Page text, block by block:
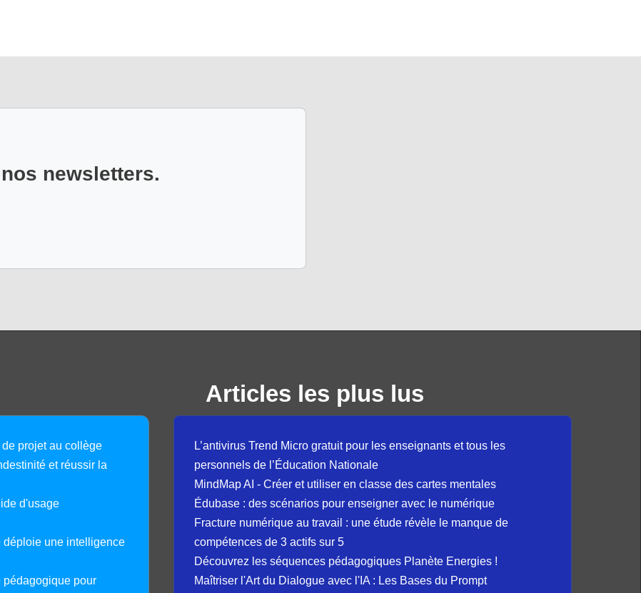
newsletters.
projet au collège
et réussir la
d'usage
déploie une intelligence
pédagogique pour
Articles les plus lus
L’antivirus Trend Micro gratuit pour les enseignants et tous les
personnels de l’Éducation Nationale
MindMap AI - Créer et utiliser en classe des cartes mentales
Édubase : des scénarios pour enseigner avec le numérique
Fracture numérique au travail : une étude révèle le manque de
compétences de 3 actifs sur 5
Découvrez les séquences pédagogiques Planète Energies !
Maîtriser l'Art du Dialogue avec l'IA : Les Bases du Prompt